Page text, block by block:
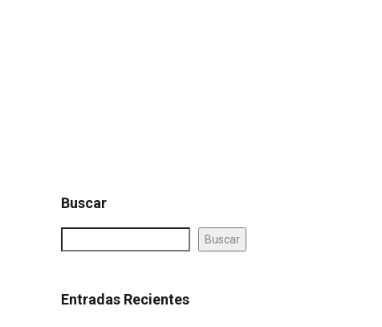
Buscar
Buscar
Entradas Recientes